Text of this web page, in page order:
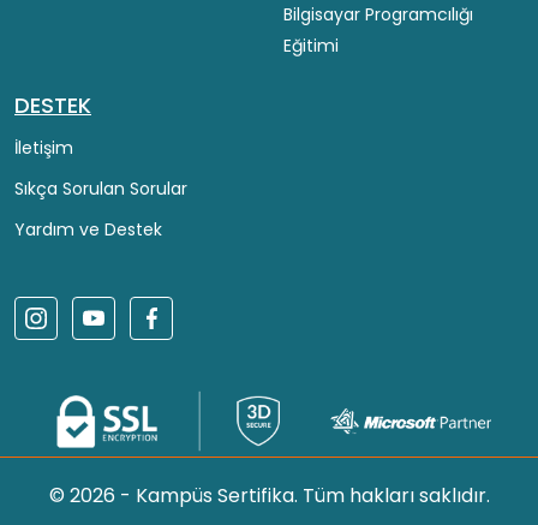
Bilgisayar Programcılığı
Eğitimi
DESTEK
İletişim
Sıkça Sorulan Sorular
Yardım ve Destek
© 2026 - Kampüs Sertifika. Tüm hakları saklıdır.